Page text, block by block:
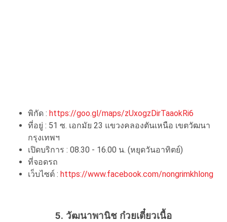
พิกัด : https://goo.gl/maps/zUxogzDirTaaokRi6
ที่อยู่ : 51 ซ. เอกมัย 23 แขวงคลองตันเหนือ เขตวัฒนา
กรุงเทพฯ
เปิดบริการ : 08.30 - 16.00 น. (หยุดวันอาทิตย์)
ที่จอดรถ
เว็บไซต์ : https://www.facebook.com/nongrimkhlong
5. วัฒนาพานิช ก๋วยเตี๋ยวเนื้อ